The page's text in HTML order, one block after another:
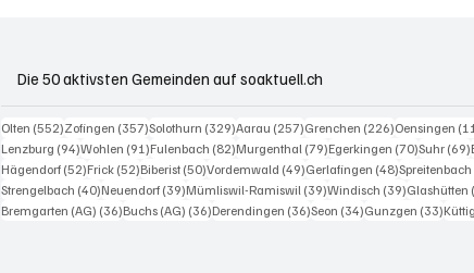
Die 50 aktivsten Gemeinden auf soaktuell.ch
Olten (552)552 Beiträge
Zofingen (357)357 Beiträge
Solothurn (329)329 Beiträge
Aarau (257)257 Beiträge
Grenchen (226)226 Beiträge
Oensingen
Lenzburg (94)94 Beiträge
Wohlen (91)91 Beiträge
Fulenbach (82)82 Beiträge
Murgenthal (79)79 Beiträge
Egerkingen (70)70
Suhr (69)
Hägendorf (52)52 Beiträge
Frick (52)52 Beiträge
Biberist (50)50 Beiträge
Vordemwald (49)49 Beiträge
Gerlafingen (48)48 Beiträge
Spreitenbach
Strengelbach (40)40 Beiträge
Neuendorf (39)39 Beiträge
Mümliswil-Ramiswil (39)39 Beiträge
Windisch (39)39 Beiträge
Glashütten
Bremgarten (AG) (36)36 Beiträge
Buchs (AG) (36)36 Beiträge
Derendingen (36)36 Beiträge
Seon (34)34 Beiträge
Gunzgen (33)33